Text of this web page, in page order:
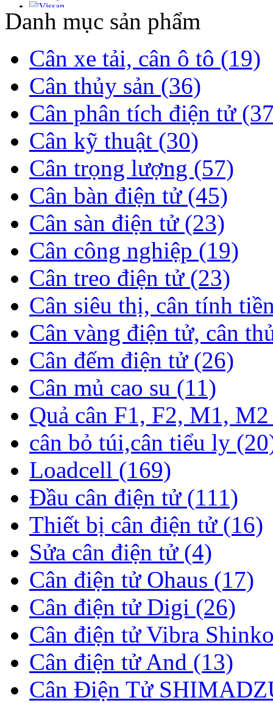
Danh mục sản phẩm
Cân xe tải, cân ô tô (19)
Cân thủy sản (36)
Cân phân tích điện tử
Cân kỹ thuật (30)
Cân trọng lượng (57)
Cân bàn điện tử (45)
Cân sàn điện tử (23)
Cân công nghiệp (19)
Cân treo điện tử (23)
Cân siêu thị, cân tính
Cân vàng điện tử, cân
Cân đếm điện tử (26)
Cân mủ cao su (11)
Quả cân F1, F2, M1,
cân bỏ túi,cân tiểu ly
Loadcell (169)
Đầu cân điện tử (111)
Thiết bị cân điện tử (16)
Sửa cân điện tử (4)
Cân điện tử Ohaus (17)
Cân điện tử Digi (26)
Cân điện tử Vibra
Cân điện tử And (13)
Cân Điện Tử